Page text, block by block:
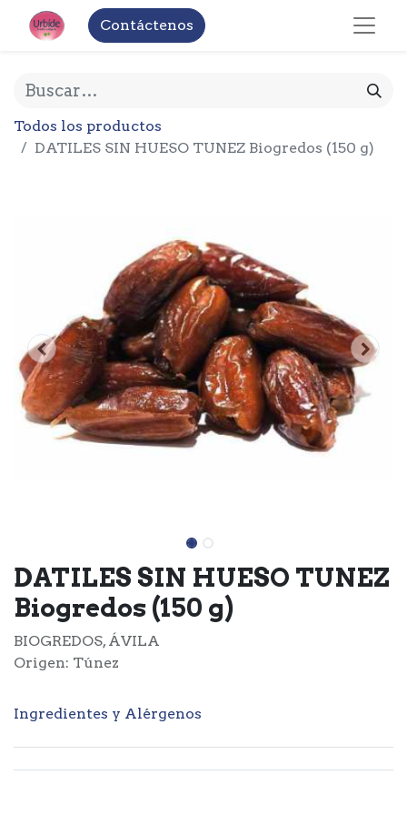
Contáctenos
Todos los productos
DATILES SIN HUESO TUNEZ Biogredos (150 g)
DATILES SIN HUESO TUNEZ
Biogredos (150 g)
BIOGREDOS, ÁVILA
Origen: Túnez
Ingredientes y Alérgenos